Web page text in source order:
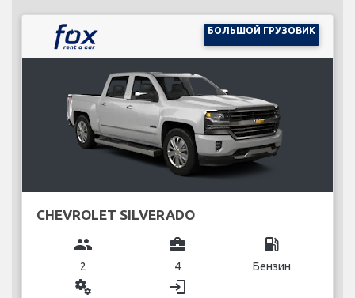
БОЛЬШОЙ ГРУЗОВИК
CHEVROLET SILVERADO
group
2
business_center
4
local_gas_station
Бензин
miscellaneous_services login